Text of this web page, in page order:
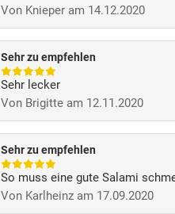
Von Knieper am 14.12.2020
Sehr zu empfehlen
Sehr lecker
Von Brigitte am 12.11.2020
Sehr zu empfehlen
So muss eine gute Salami
Von Karlheinz am 17.09.2020